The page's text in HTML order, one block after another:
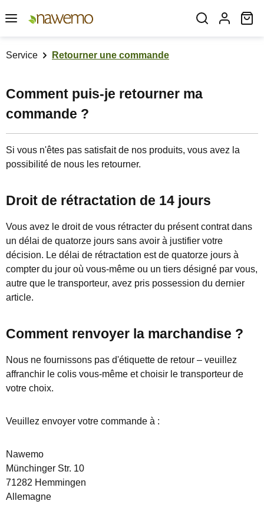
Passer au contenu principal
Service Retourner une commande
Comment puis-je retourner ma
commande ?
Si vous n'êtes pas satisfait de nos produits, vous avez la
possibilité de nous les retourner.
Droit de rétractation de 14 jours
Vous avez le droit de vous rétracter du présent contrat dans
un délai de quatorze jours sans avoir à justifier votre
décision. Le délai de rétractation est de quatorze jours à
compter du jour où vous-même ou un tiers désigné par vous,
autre que le transporteur, avez pris possession du dernier
article.
Comment renvoyer la marchandise ?
Nous ne fournissons pas d'étiquette de retour – veuillez
affranchir le colis vous-même et choisir le transporteur de
votre choix.
Veuillez envoyer votre commande à :
Nawemo
Münchinger Str. 10
71282 Hemmingen
Allemagne